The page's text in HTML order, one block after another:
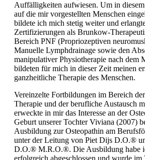
Auffälligkeiten aufwiesen. Um in
auf die mir vorgestellten Menschen
bildete ich mich stetig weiter und
Zertifizierungen als Brunkow-
Bereich PNF (Propriozeptiven
Manuelle Lymphdrainage sowie den
manipulativer Physiotherapie nach dem
bildeten für mich in dieser Zeit meinen
ganzheitliche Therapie des Menschen.
Vereinzelte Fortbildungen im Bereich
Therapie und der berufliche Austausch
erweckte in mir das Interesse an der
Geburt unserer Tochter Viviana (2007)
Ausbildung zur Osteopathin am
unter der Leitung von Piet Dijs D.O.®
D.O.® M.R.O.®. Die Ausbildung habe
erfolgreich abgeschlossen und wurde im